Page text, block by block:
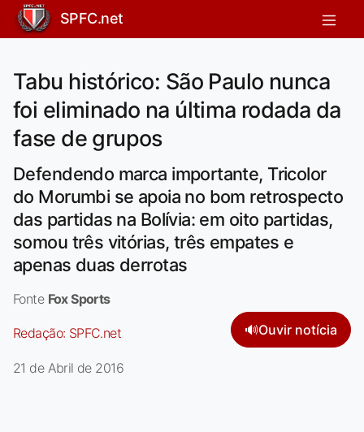
SPFC.net
Tabu histórico: São Paulo nunca
foi eliminado na última rodada da
fase de grupos
Defendendo marca importante, Tricolor
do Morumbi se apoia no bom retrospecto
das partidas na Bolívia: em oito partidas,
somou três vitórias, três empates e
apenas duas derrotas
Fonte Fox Sports
Redação: SPFC.net 🔊Ouvir notícia
21 de Abril de 2016